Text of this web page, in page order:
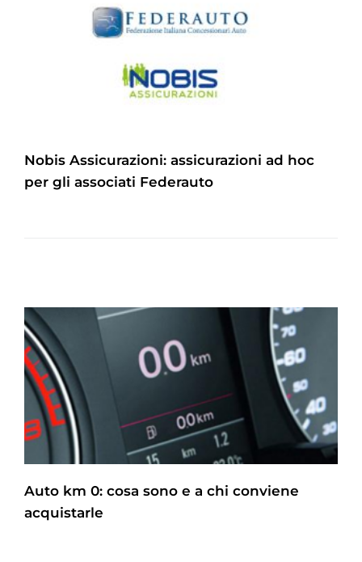
Nobis Assicurazioni: assicurazioni ad hoc
per gli associati Federauto
Auto km 0: cosa sono e a chi conviene
acquistarle